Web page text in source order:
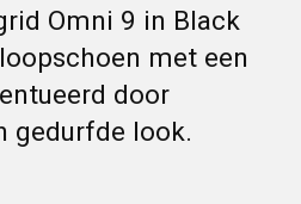
Omni 9 in Black
met een
door
gedurfde look.